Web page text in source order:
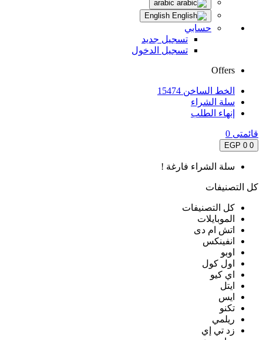
حسابي
تسجيل جديد
تسجيل الدخول
Offers
الخط الساخن 15474
سلة الشراء
إنهاء الطلب
قائمتى 0
0
0 EGP
سلة الشراء فارغة !
كل التصنيفات
كل التصنيفات
الموبايلات
اتش ام دى
انفينكس
اوبو
اول كول
اي كيو
ايتل
ايس
تكنو
ريلمي
زد تي إي